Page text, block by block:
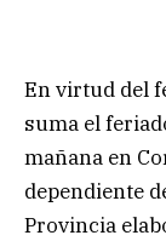
En virtud del
suma el
mañana en
dependiente
Provincia